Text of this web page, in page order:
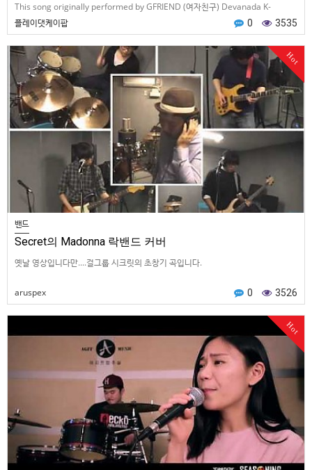
This song originally performed by GFRIEND (여자친구) Devanada K-
Project is the sub-group of Devanada spe…
플레이댓케이팝 0 3535
Hot
밴드
Secret의 Madonna 락밴드 커버
옛날 영상입니다만....걸그룹 시크릿의 초창기 곡입니다.
aruspex 0 3526
Hot